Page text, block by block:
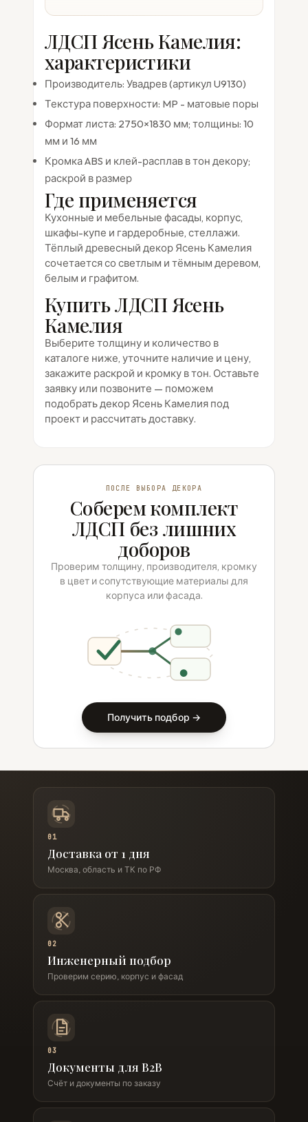
ЛДСП Ясень Камелия:
характеристики
Производитель: Увадрев (артикул U9130)
Текстура поверхности: MP - матовые поры
Формат листа: 2750×1830 мм; толщины: 10
мм и 16 мм
Кромка ABS и клей-расплав в тон декору;
раскрой в размер
Где применяется
Кухонные и мебельные фасады, корпус,
шкафы-купе и гардеробные, стеллажи.
Тёплый древесный декор Ясень Камелия
сочетается со светлым и тёмным деревом,
белым и графитом.
Купить ЛДСП Ясень
Камелия
Выберите толщину и количество в
каталоге ниже, уточните наличие и цену,
закажите раскрой и кромку в тон. Оставьте
заявку или позвоните — поможем
подобрать декор Ясень Камелия под
проект и рассчитать доставку.
ПОСЛЕ ВЫБОРА ДЕКОРА
Соберем комплект
ЛДСП без лишних
доборов
Проверим толщину, производителя, кромку
в цвет и сопутствующие материалы для
корпуса или фасада.
Получить подбор →
01
Доставка от 1 дня
Москва, область и ТК по РФ
02
Инженерный подбор
Проверим серию, корпус и фасад
03
Документы для B2B
Счёт и документы по заказу